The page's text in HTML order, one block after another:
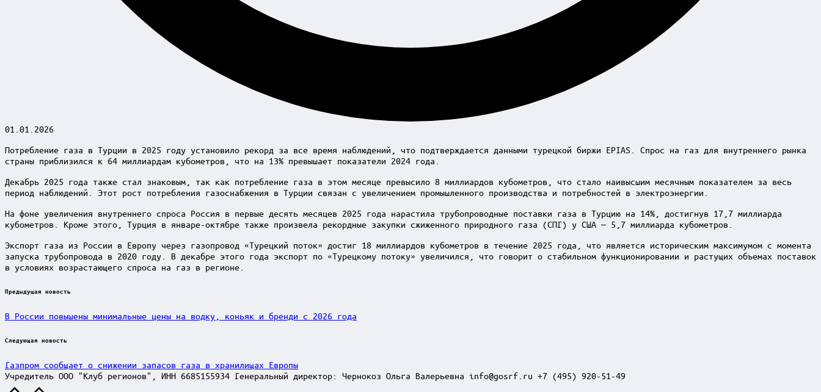
01.01.2026
Потребление газа в Турции в 2025 году установило рекорд за все время наблюдений, что подтверждается данными турецкой биржи EPIAS. Спрос на газ для внутреннего рынка
страны приблизился к 64 миллиардам кубометров, что на 13% превышает показатели 2024 года.
Декабрь 2025 года также стал знаковым, так как потребление газа в этом месяце превысило 8 миллиардов кубометров, что стало наивысшим месячным показателем за весь
период наблюдений. Этот рост потребления газоснабжения в Турции связан с увеличением промышленного производства и потребностей в электроэнергии.
На фоне увеличения внутреннего спроса Россия в первые десять месяцев 2025 года нарастила трубопроводные поставки газа в Турцию на 14%, достигнув 17,7 миллиарда
кубометров. Кроме этого, Турция в январе-октябре также произвела рекордные закупки сжиженного природного газа (СПГ) у США — 5,7 миллиарда кубометров.
Экспорт газа из России в Европу через газопровод «Турецкий поток» достиг 18 миллиардов кубометров в течение 2025 года, что является историческим максимумом с момента
запуска трубопровода в 2020 году. В декабре этого года экспорт по «Турецкому потоку» увеличился, что говорит о стабильном функционировании и растущих объемах поставок
в условиях возрастающего спроса на газ в регионе.
Post
Предыдущая новость
В России повышены минимальные цены на водку, коньяк и бренди с 2026 года
Следующая новость
Газпром сообщает о снижении запасов газа в хранилищах Европы
Учредитель ООО "Клуб регионов", ИНН 6685155934 Генеральный директор: Чернокоз Ольга Валерьевна info@gosrf.ru +7 (495) 920-51-49